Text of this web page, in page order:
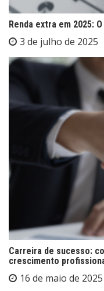
Renda extra em 2025:
3 de julho de 2025
Carreira de sucesso:
crescimento
16 de maio de 2025